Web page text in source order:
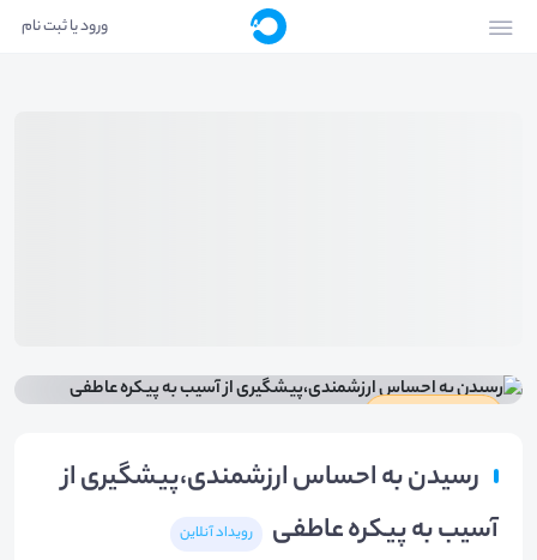
ورود یا ثبت نام
رسیدن به احساس ارزشمندی،پیشگیری از
آسیب به پیکره عاطفی
رویداد آنلاین